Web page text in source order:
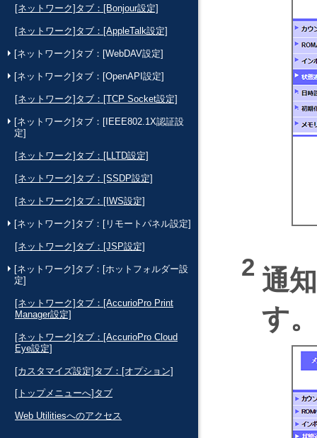
[ネットワーク]タブ：[Bonjour設定]
[ネットワーク]タブ：[AppleTalk設定]
[ネットワーク]タブ：[WebDAV設定]
[ネットワーク]タブ：[OpenAPI設定]
[ネットワーク]タブ：[TCP Socket設定]
[ネットワーク]タブ：[IEEE802.1X認証設
定]
[ネットワーク]タブ：[LLTD設定]
[ネットワーク]タブ：[SSDP設定]
[ネットワーク]タブ：[IWS設定]
[ネットワーク]タブ：[リモートパネル設定]
[ネットワーク]タブ：[JSP設定]
[ネットワーク]タブ：[ホットフォルダー設
定]
[ネットワーク]タブ：[AccurioPro Print
Manager設定]
[ネットワーク]タブ：[AccurioPro Cloud
Eye設定]
[カスタマイズ設定]タブ：[オプション]
[トップメニューへ]タブ
Web Utilitiesへのアクセス
通
す。